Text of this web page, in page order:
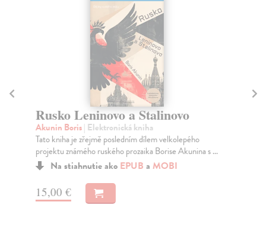
Rusko Leninovo a Stalinovo
Akunin Boris| Elektronická kniha
Tato kniha je zřejmě posledním dílem velkolepého
projektu známého ruského prozaika Borise Akunina s ...
Na stiahnutie ako EPUB a MOBI
15,00 €